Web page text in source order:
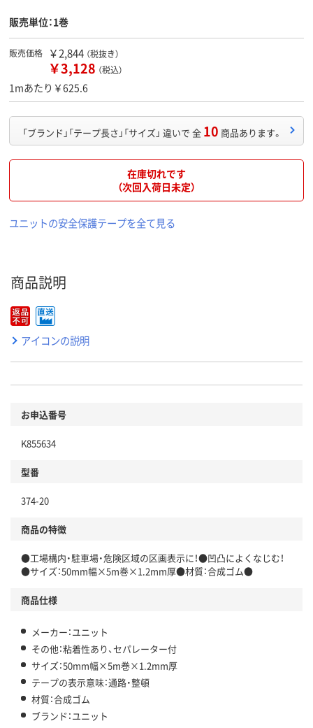
販売単位：1巻
販売価格 ￥2,844 （税抜き）
￥3,128 （税込）
1mあたり￥625.6
「ブランド」「テープ長さ」「サイズ」 違いで 全 10 商品あります。
在庫切れです
（次回入荷日未定）
ユニットの安全保護テープを全て見る
商品説明
アイコンの説明
お申込番号
K855634
型番
374-20
商品の特徴
●工場構内・駐車場・危険区域の区画表示に！●凹凸によくなじむ！
●サイズ：50mm幅×5m巻×1.2mm厚●材質：合成ゴム●
商品仕様
メーカー：ユニット
その他：粘着性あり、セパレーター付
サイズ：50mm幅×5m巻×1.2mm厚
テープの表示意味：通路・整頓
材質：合成ゴム
ブランド：ユニット